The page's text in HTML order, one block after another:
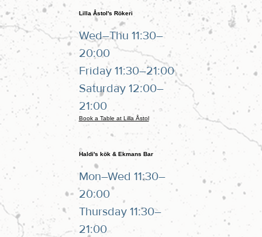
Lilla Åstol's Rökeri
Wed–Thu 11:30–
20:00
Friday 11:30–21:00
Saturday 12:00–
21:00
Book a Table at Lilla Åstol
Haldi's kök & Ekmans Bar
Mon–Wed 11:30–
20:00
Thursday 11:30–
21:00